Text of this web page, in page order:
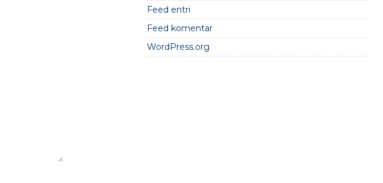
Feed entri
Feed komentar
WordPress.org